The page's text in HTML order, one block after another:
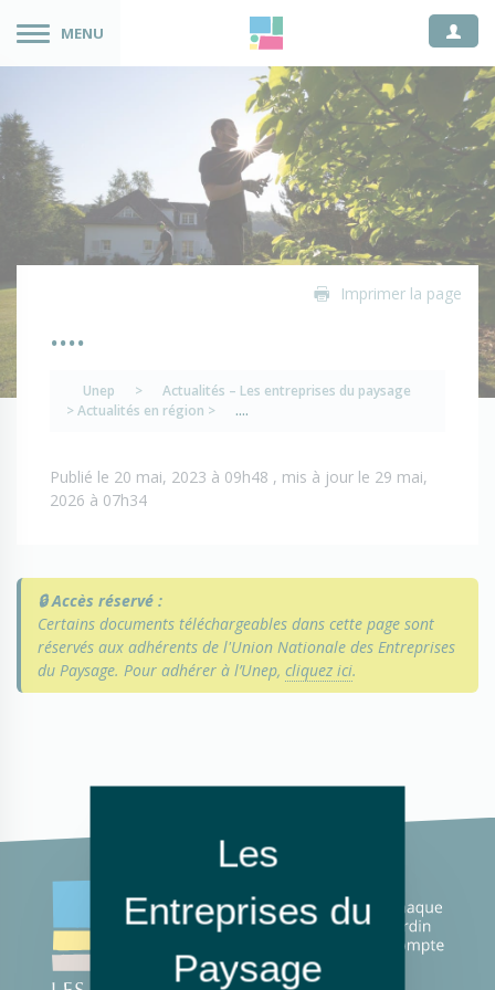
MENU
Imprimer la page
….
Unep >
Actualités – Les entreprises du paysage
>Actualités en région > ….
Publié le 20 mai, 2023 à 09h48 , mis à jour le 29 mai,
2026 à 07h34
🔒 Accès réservé :
Certains documents téléchargeables dans cette page sont
réservés aux adhérents de l'Union Nationale des Entreprises
du Paysage. Pour adhérer à l’Unep, cliquez ici.